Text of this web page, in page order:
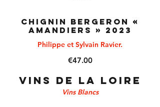
CHIGNIN BERGERON «
Amandiers » 2023
Philippe et Sylvain Ravier.
€47.00
VINS DE LA LOIRE
Vins Blancs